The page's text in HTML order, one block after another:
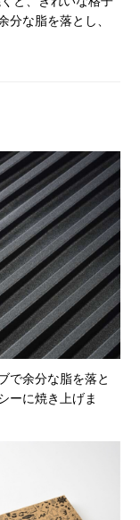
分な脂を落とし、
で余分な脂を落と
ーに焼き上げま